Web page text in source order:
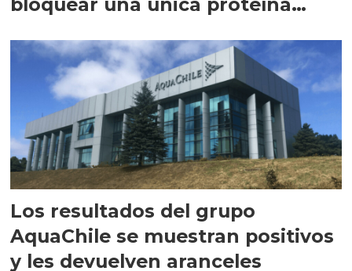
Los resultados del grupo
AquaChile se muestran positivos
y les devuelven aranceles